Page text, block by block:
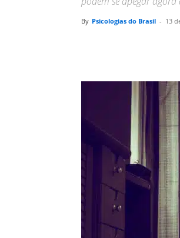
By Psicologias do Brasil - 13